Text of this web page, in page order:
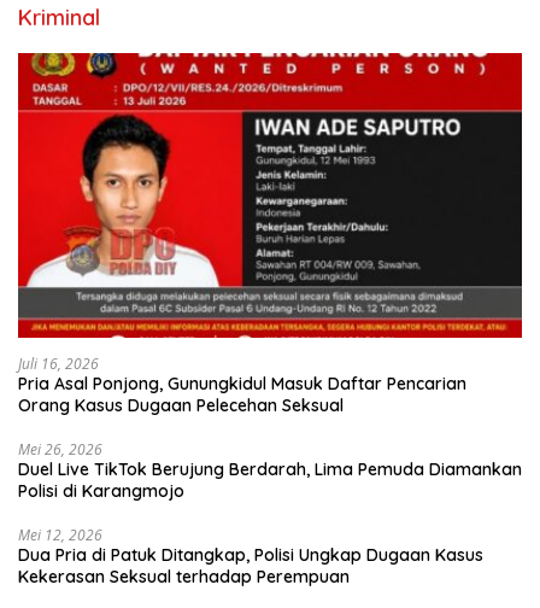
Kriminal
Juli 16, 2026
Pria Asal Ponjong, Gunungkidul Masuk Daftar Pencarian
Orang Kasus Dugaan Pelecehan Seksual
Mei 26, 2026
Duel Live TikTok Berujung Berdarah, Lima Pemuda Diamankan
Polisi di Karangmojo
Mei 12, 2026
Dua Pria di Patuk Ditangkap, Polisi Ungkap Dugaan Kasus
Kekerasan Seksual terhadap Perempuan